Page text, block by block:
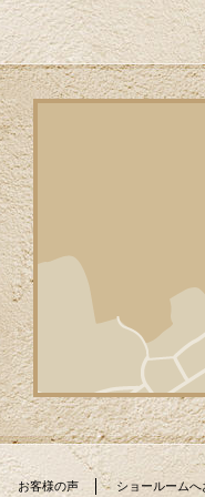
お客様の声 ショールーム